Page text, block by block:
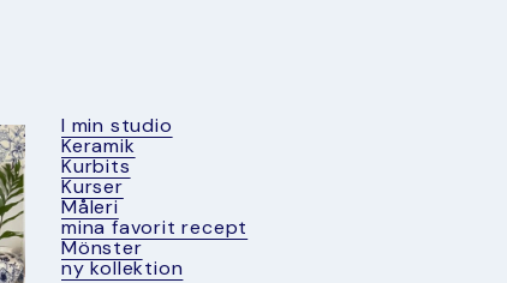
I min studio
Keramik
Kurbits
Kurser
Måleri
mina favorit recept
Mönster
ny kollektion